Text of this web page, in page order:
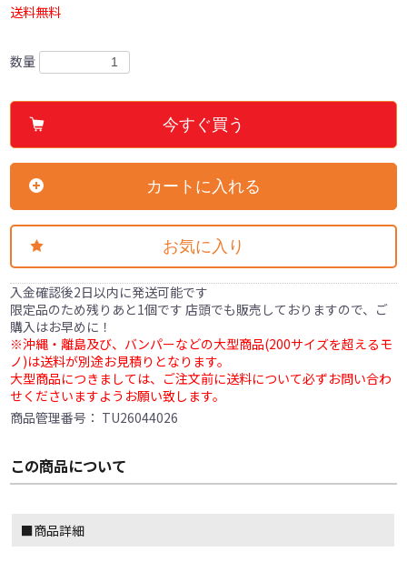
送料無料
数量
今すぐ買う
カートに入れる
お気に入り
入金確認後2日以内に発送可能です
限定品のため残りあと1個です 店頭でも販売しておりますので、ご
購入はお早めに！
※沖縄・離島及び、バンパーなどの大型商品(200サイズを超えるモ
ノ)は送料が別途お見積りとなります。
大型商品につきましては、ご注文前に送料について必ずお問い合わ
せくださいますようお願い致します。
商品管理番号： TU26044026
この商品について
■商品詳細